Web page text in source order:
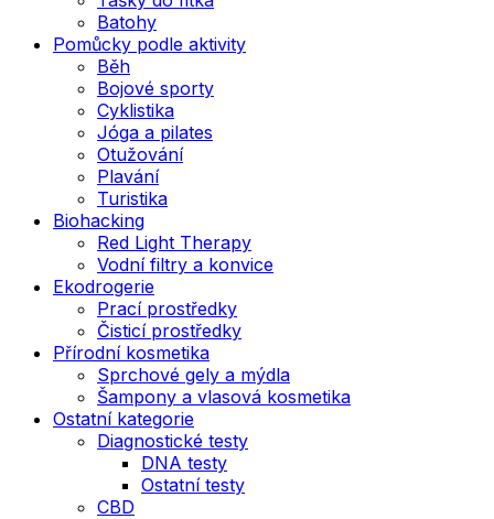
Batohy
Pomůcky podle aktivity
Běh
Bojové sporty
Cyklistika
Jóga a pilates
Otužování
Plavání
Turistika
Biohacking
Red Light Therapy
Vodní filtry a konvice
Ekodrogerie
Prací prostředky
Čisticí prostředky
Přírodní kosmetika
Sprchové gely a mýdla
Šampony a vlasová kosmetika
Ostatní kategorie
Diagnostické testy
DNA testy
Ostatní testy
CBD